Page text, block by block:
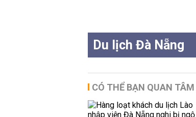
Du lịch Đà Nẵng
CÓ THỂ BẠN QUAN TÂM